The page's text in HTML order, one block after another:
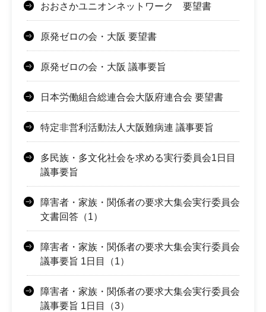
おおさかユニオンネットワーク 要望書
原発ゼロの会・大阪 要望書
原発ゼロの会・大阪 議事要旨
日本労働組合総連合会大阪府連合会 要望書
特定非営利活動法人大阪難病連 議事要旨
多民族・多文化社会を求める実行委員会1日目
議事要旨
障害者・家族・関係者の要求大集会実行委員会
文書回答（1）
障害者・家族・関係者の要求大集会実行委員会
議事要旨 1日目（1）
障害者・家族・関係者の要求大集会実行委員会
議事要旨 1日目（3）